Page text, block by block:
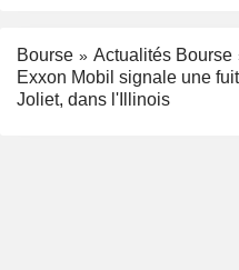
Bourse
Actualités Bourse
Exxon Mobil signale une
Joliet, dans l'Illinois